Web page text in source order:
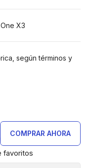
X3
según términos y
COMPRAR AHORA
favoritos